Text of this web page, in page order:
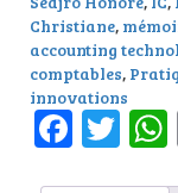
Christiane,
accounting
comptables,
innovations